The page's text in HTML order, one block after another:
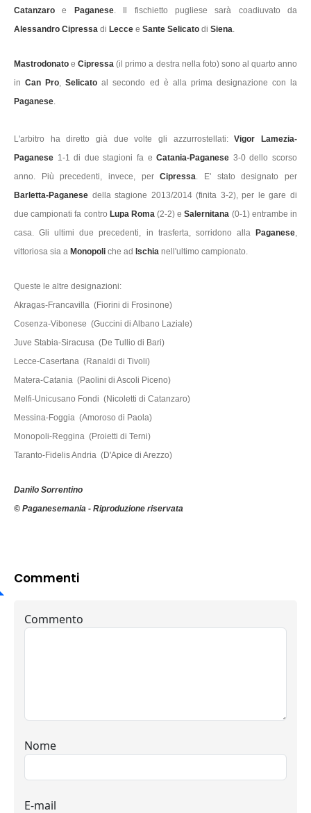
Catanzaroe Paganese. Il fischietto pugliese sarà coadiuvato da
Alessandro Cipressa di Lecce e Sante Selicato di Siena.
MastrodonatoeCipressa(il primo a destra nella foto) sono al quarto anno
inCan Pro,Selicatoal secondo ed è alla prima designazione con la
Paganese.
L'arbitro ha diretto già due volte gli azzurrostellati:Vigor Lamezia-
Paganese 1-1 di due stagioni fa eCatania-Paganese 3-0 dello scorso
anno. Più precedenti, invece, perCipressa. E' stato designato per
Barletta-Paganese della stagione 2013/2014 (finita 3-2), per le gare di
due campionati fa contro Lupa Roma(2-2) eSalernitana (0-1) entrambe in
casa. Gli ultimi due precedenti, in trasferta, sorridono alla
Paganese,
vittoriosa sia a Monopoli che ad Ischia nell'ultimo campionato.
Queste le altre designazioni:
Akragas-Francavilla (Fiorini di Frosinone)
Cosenza-Vibonese (Guccini di Albano Laziale)
Juve Stabia-Siracusa (De Tullio di Bari)
Lecce-Casertana (Ranaldi di Tivoli)
Matera-Catania (Paolini di Ascoli Piceno)
Melfi-Unicusano Fondi (Nicoletti di Catanzaro)
Messina-Foggia (Amoroso di Paola)
Monopoli-Reggina (Proietti di Terni)
Taranto-Fidelis Andria (D'Apice di Arezzo)
Danilo Sorrentino
© Paganesemania - Riproduzione riservata
Commenti